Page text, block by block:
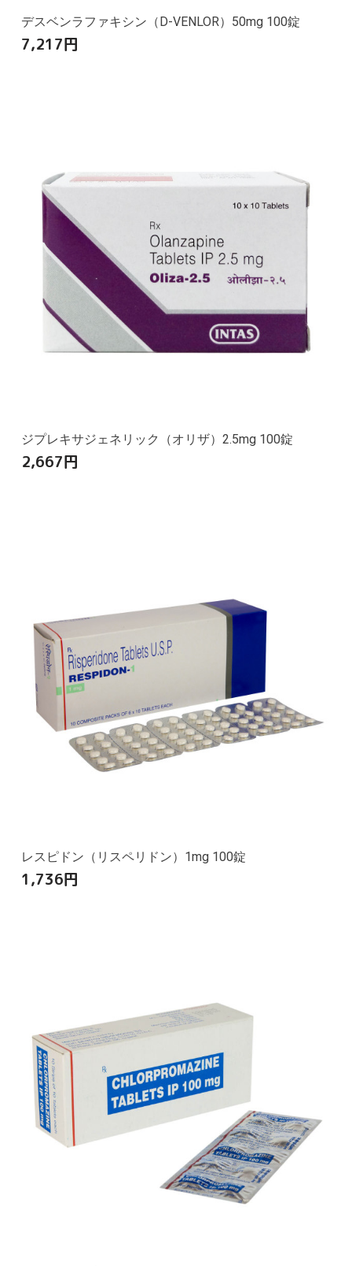
デスベンラファキシン（D-VENLOR）50mg 100錠
7,217円
ジプレキサジェネリック（オリザ）2.5mg 100錠
2,667円
レスピドン（リスペリドン）1mg 100錠
1,736円